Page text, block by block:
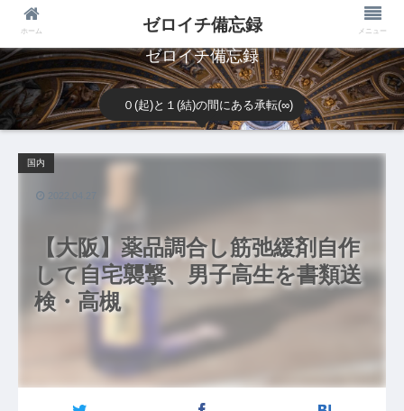
ゼロイチ備忘録
０(起)と１(結)の間にある承転(∞)
【大阪】薬品調合し筋弛緩剤自作
して自宅襲撃、男子高生を書類送
検・高槻
国内
ホーム ゼロイチ備忘録 メニュー